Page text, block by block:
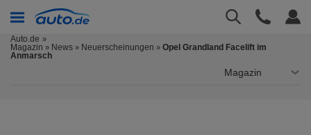
Auto.de
Magazin » News » Neuerscheinungen » Opel Grandland Facelift im
Anmarsch
Magazin